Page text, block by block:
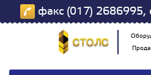
факс (017) 2686995,